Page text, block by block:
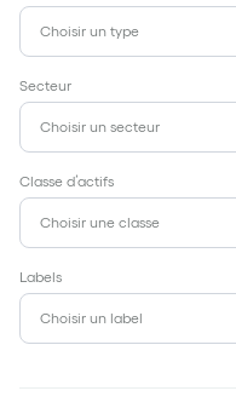
Choisir un type
Secteur
Choisir un secteur
Classe d’actifs
Choisir une classe
Labels
Choisir un label